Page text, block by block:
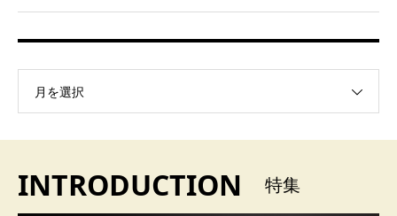
月を選択
INTRODUCTION 特集